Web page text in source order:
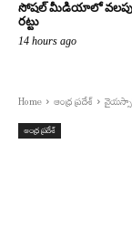
సోషల్ మీడియాలో
రట్టు
14 hours ago